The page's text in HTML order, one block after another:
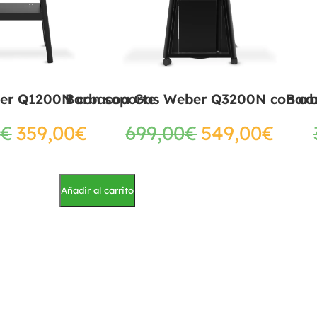
Q1200N con soporte
€359,00€
Barbacoa Gas Weber Q3200N con
699,00€549,00€
Añadir al carrito